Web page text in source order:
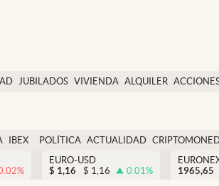
JUBILADOS VIVIENDA ALQUILER
USA
IBEX
EURO
POLÍTICA ACTUALIDAD
%
EURO-USD
$ 1,16 $ 1,16 0.01%
1965,65